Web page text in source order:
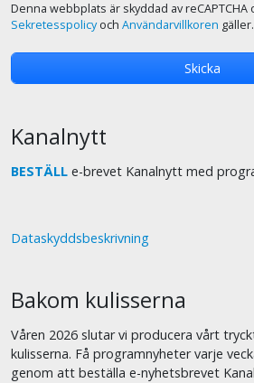
Denna webbplats är skyddad av reCAPTCHA
Sekretesspolicyoch Användarvillkoren gäller.
Kanalnytt
BESTÄLL e-brevet Kanalnytt med
Dataskyddsbeskrivning
Bakom kulisserna
Våren 2026 slutar vi producera vårt
kulisserna. Få programnyheter varje
genom att beställa e-nyhetsbrevet